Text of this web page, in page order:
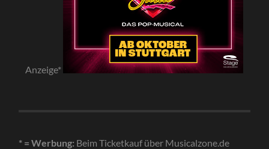
Anzeige*
* = Werbung: Beim Ticketkauf über Musicalzone.de